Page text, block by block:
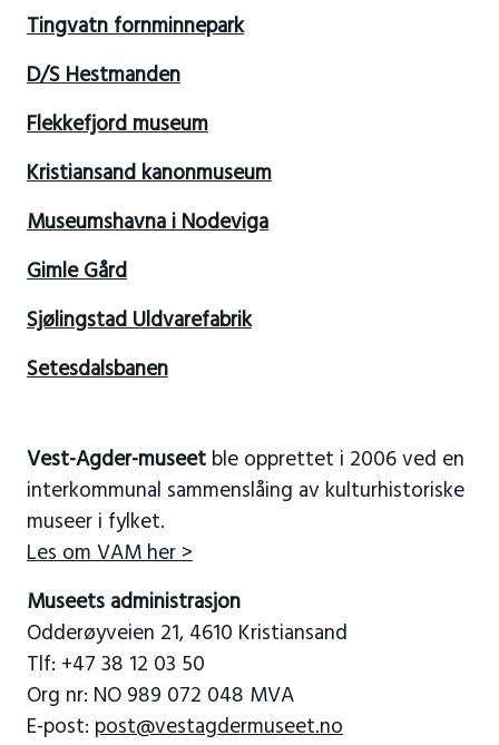
Tingvatn fornminnepark
D/S Hestmanden
Flekkefjord museum
Kristiansand kanonmuseum
Museumshavna i Nodeviga
Gimle Gård
Sjølingstad Uldvarefabrik
Setesdalsbanen
Vest-Agder-museetble opprettet i 2006 ved en
interkommunal sammenslåing av kulturhistoriske
museer i fylket.
Les om VAM her >
Museets administrasjon
Odderøyveien 21, 4610 Kristiansand
Tlf: +47 38 12 03 50
Org nr: NO 989 072 048 MVA
E-post: post@vestagdermuseet.no